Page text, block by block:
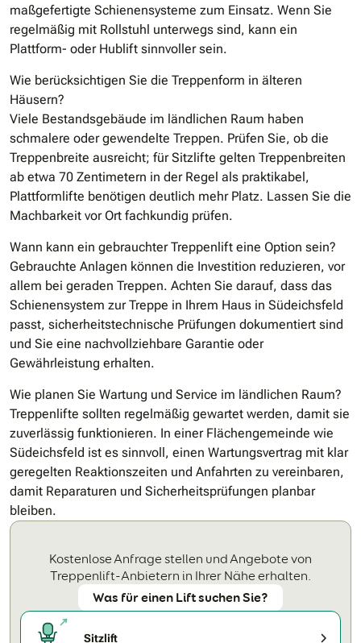
maßgefertigte Schienensysteme zum Einsatz. Wenn Sie
regelmäßig mit Rollstuhl unterwegs sind, kann ein
Plattform- oder Hublift sinnvoller sein.
Wie berücksichtigen Sie die Treppenform in älteren
Häusern?
Viele Bestandsgebäude im ländlichen Raum haben
schmalere oder gewendelte Treppen. Prüfen Sie, ob die
Treppenbreite ausreicht; für Sitzlifte gelten Treppenbreiten
ab etwa 70 Zentimetern in der Regel als praktikabel,
Plattformlifte benötigen deutlich mehr Platz. Lassen Sie die
Machbarkeit vor Ort fachkundig prüfen.
Wann kann ein gebrauchter Treppenlift eine Option sein?
Gebrauchte Anlagen können die Investition reduzieren, vor
allem bei geraden Treppen. Achten Sie darauf, dass das
Schienensystem zur Treppe in Ihrem Haus in Südeichsfeld
passt, sicherheitstechnische Prüfungen dokumentiert sind
und Sie eine nachvollziehbare Garantie oder
Gewährleistung erhalten.
Wie planen Sie Wartung und Service im ländlichen Raum?
Treppenlifte sollten regelmäßig gewartet werden, damit sie
zuverlässig funktionieren. In einer Flächengemeinde wie
Südeichsfeld ist es sinnvoll, einen Wartungsvertrag mit klar
geregelten Reaktionszeiten und Anfahrten zu vereinbaren,
damit Reparaturen und Sicherheitsprüfungen planbar
bleiben.
Kostenlose Anfrage stellen und Angebote von
Treppenlift-Anbietern in Ihrer Nähe erhalten.
Was für einen Lift suchen Sie?
Sitzlift